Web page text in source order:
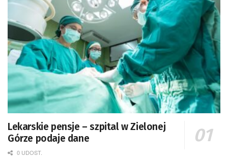
Lekarskie pensje – szpital w Zielonej
Górze podaje dane
0 UDOST.